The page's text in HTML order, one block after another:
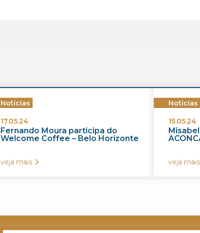
Notícias
17.05.24
Fernando Moura participa do
Welcome Coffee – Belo Horizonte
veja mais
Notícias
15.05.24
veja mais